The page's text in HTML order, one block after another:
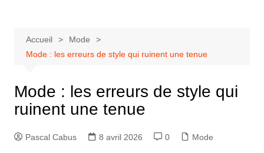
Accueil
Mode
Mode : les erreurs de style qui ruinent une tenue
Mode : les erreurs de style qui
ruinent une tenue
Pascal Cabus 8 avril 2026 0 Mode